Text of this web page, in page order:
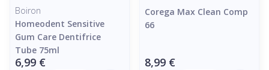
Boiron
Homeodent Sensitive
Gum Care Dentifrice
Tube 75ml
6,99 €
Corega Max Clean Comp
66
8,99 €